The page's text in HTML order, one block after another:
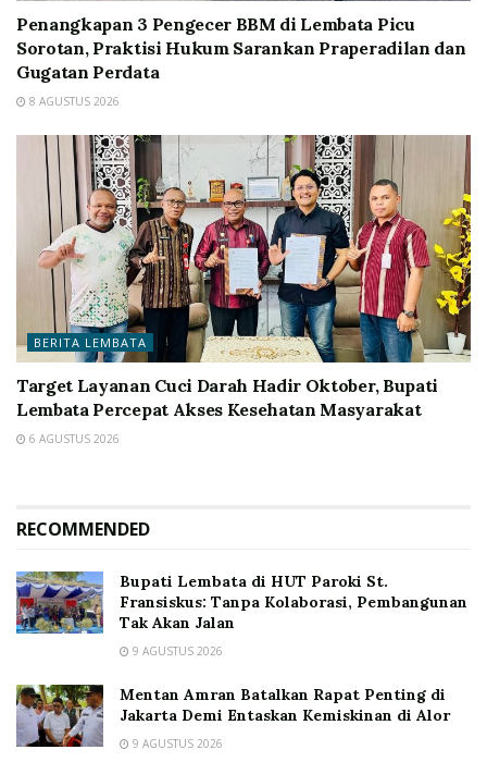
Penangkapan 3 Pengecer BBM di Lembata Picu
Sorotan, Praktisi Hukum Sarankan Praperadilan dan
Gugatan Perdata
8 AGUSTUS 2026
BERITA LEMBATA
Target Layanan Cuci Darah Hadir Oktober, Bupati
Lembata Percepat Akses Kesehatan Masyarakat
6 AGUSTUS 2026
RECOMMENDED
Bupati Lembata di HUT Paroki St.
Fransiskus: Tanpa Kolaborasi, Pembangunan
Tak Akan Jalan
9 AGUSTUS 2026
Mentan Amran Batalkan Rapat Penting di
Jakarta Demi Entaskan Kemiskinan di Alor
9 AGUSTUS 2026